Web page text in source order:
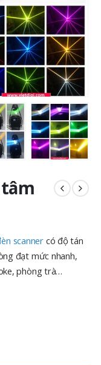
scannercó độ tán
đạt mức nhanh,
phòng trà…